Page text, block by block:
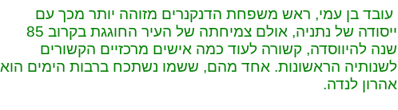
עובד בן עמי, ראש משפחת הדנקנרים מזוהה יותר מכך עם
ייסודה של נתניה, אולם צמיחתה של העיר החוגגת בקרוב 85
שנה להיווסדה, קשורה לעוד כמה אישים מרכזיים הקשורים
לשנותיה הראשונות. אחד מהם, ששמו נשתכח ברבות הימים הוא
אהרון לנדה.